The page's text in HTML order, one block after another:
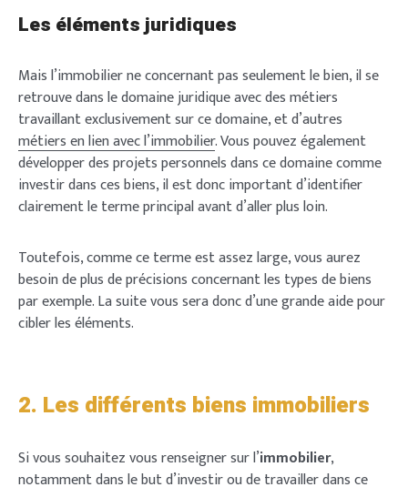
Les éléments juridiques
Mais l’immobilier ne concernant pas seulement le bien, il se
retrouve dans le domaine juridique avec des métiers
travaillant exclusivement sur ce domaine, et d’autres
métiers en lien avec l’immobilier. Vous pouvez également
développer des projets personnels dans ce domaine comme
investir dans ces biens, il est donc important d’identifier
clairement le terme principal avant d’aller plus loin.
Toutefois, comme ce terme est assez large, vous aurez
besoin de plus de précisions concernant les types de biens
par exemple. La suite vous sera donc d’une grande aide pour
cibler les éléments.
2. Les différents biens immobiliers
Si vous souhaitez vous renseigner sur l’immobilier,
notamment dans le but d’investir ou de travailler dans ce